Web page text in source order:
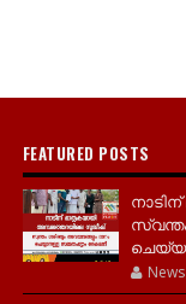
FEATURED POSTS